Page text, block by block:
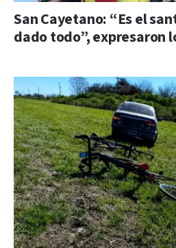
San Cayetano: “Es el
dado todo”, expresaron